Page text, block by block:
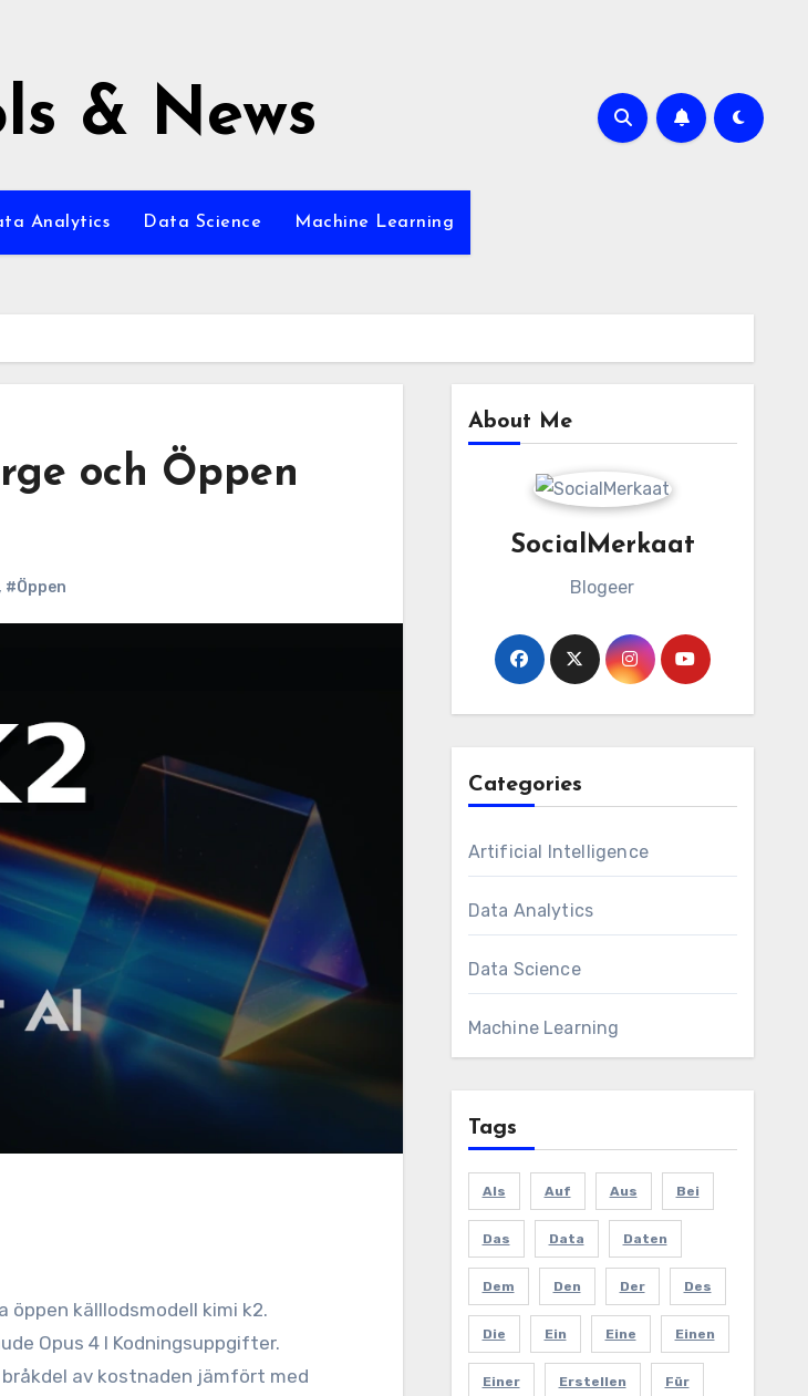
& News
Analytics Data Science Machine Learning
och Öppen
#Öppen
källlodsmodell kimi k2.
Opus 4 I Kodningsuppgifter.
av kostnaden jämfört med
About Me
SocialMerkaat
Blogeer
Categories
Artificial Intelligence
Data Analytics
Data Science
Machine Learning
Tags
Als Auf Aus Bei
Das Data Daten
Dem Den Der Des
Die Ein Eine Einen
Einer Erstellen Für